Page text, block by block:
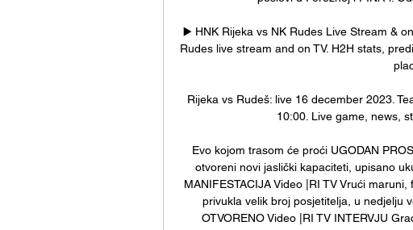
▶️ HNK Rijeka vs NK Rudes Live Stream &
Rudes live stream and on TV. H2H stats,
Rijeka vs Rudeš: live 16 december 2023.
10:00. Live game, news,
Evo kojom trasom će proći UGODAN
otvoreni novi jaslički kapaciteti, upisano
MANIFESTACIJA Video |RI TV Vrući
privukla velik broj posjetitelja, u nedjelju
OTVORENO Video |RI TV INTERVJU